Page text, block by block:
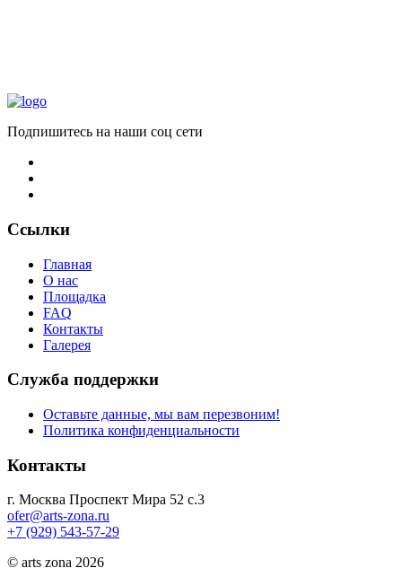
Подпишитесь на наши соц сети
Ссылки
Главная
О нас
Площадка
FAQ
Контакты
Галерея
Служба поддержки
Оставьте данные, мы вам перезвоним!
Политика конфиденциальности
Контакты
г. Москва Проспект Мира 52 с.3
ofer@arts-zona.ru
+7 (929) 543-57-29
© arts zona 2026